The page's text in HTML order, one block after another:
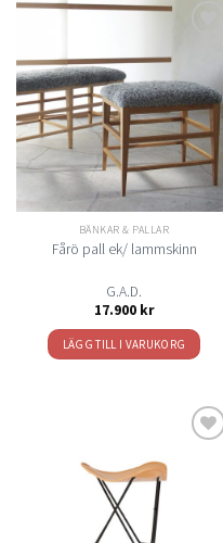
till i
önskelistan
BÄNKAR & PALLAR
Fårö pall ek/ lammskinn
G.A.D.
17.900 kr
LÄGG TILL I VARUKORG